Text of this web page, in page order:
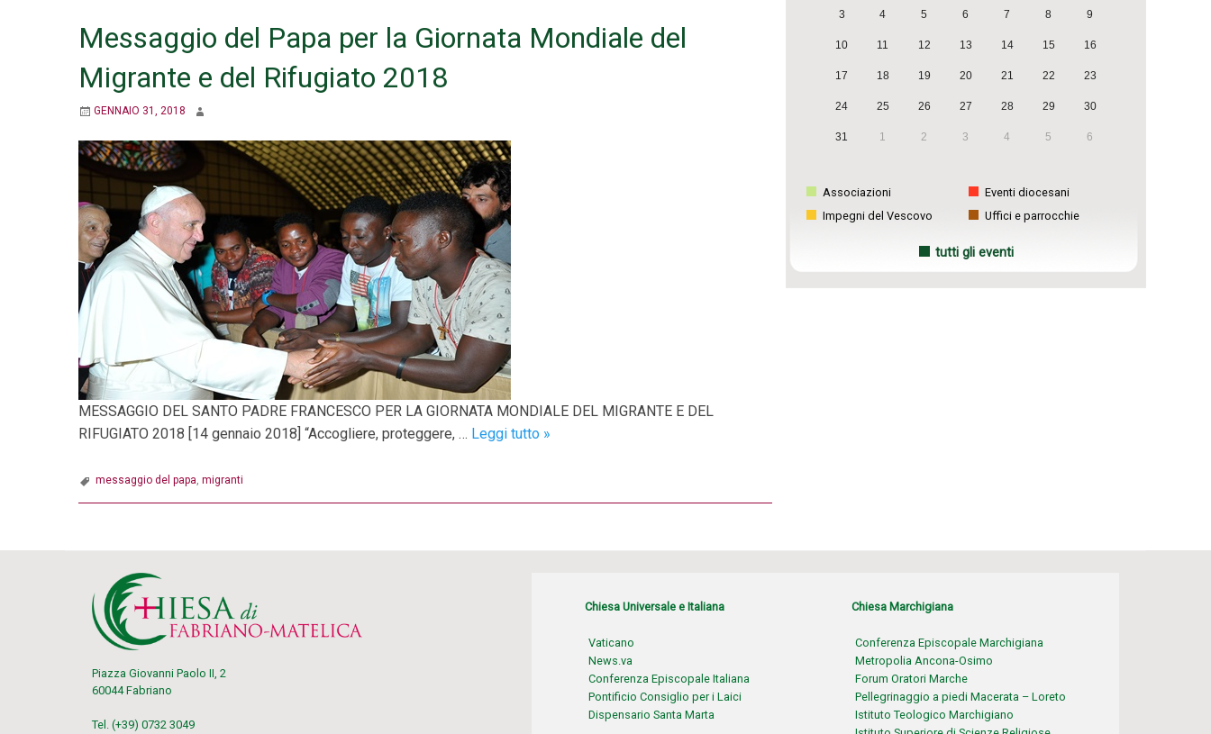
Messaggio del Papa per la Giornata Mondiale del
Migrante e del Rifugiato 2018
GENNAIO 31, 2018
MESSAGGIO DEL SANTO PADRE FRANCESCO PER LA GIORNATA MONDIALE DEL MIGRANTE E DEL
RIFUGIATO 2018 [14 gennaio 2018] “Accogliere, proteggere, … Leggi tutto Messaggio
per
Migrante
Rifugiato
»
messaggio del papa migranti
s
N
3 4 5 6 7 8 9
10 11 12 13 14 15 16
17 18 19 20 21 22 23
24 25 26 27 28 29 30
31 1 2 3 4 5 6
Associazioni
Eventi diocesani
Impegni del Vescovo
Uffici e parrocchie
tutti gli eventi
Piazza Giovanni Paolo II, 2
60044 Fabriano
Tel. (+39) 0732 3049
Chiesa Universale e Italiana
Vaticano
News.va
Conferenza Episcopale Italiana
Pontificio Consiglio per i Laici
Dispensario Santa Marta
Chiesa Marchigiana
Conferenza Episcopale Marchigiana
Metropolia Ancona-Osimo
Forum Oratori Marche
Pellegrinaggio a piedi Macerata – Loreto
Istituto Teologico Marchigiano